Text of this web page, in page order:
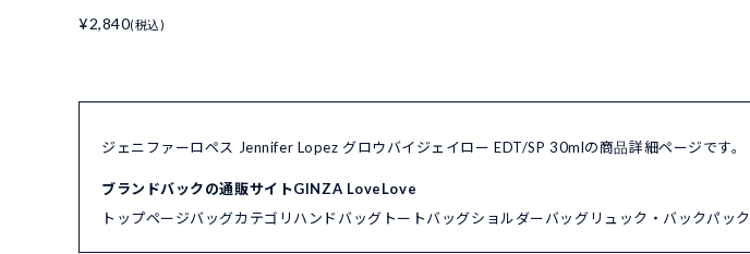
¥2,840(税込)
ジェニファーロペス Jennifer Lopez グロウバイジェイロー EDT/SP 30mlの商品詳細ページです。
ブランドバックの通販サイトGINZA LoveLove
トップページバッグカテゴリ ハンドバッグ トートバッグショルダーバッグリュック・バックパック